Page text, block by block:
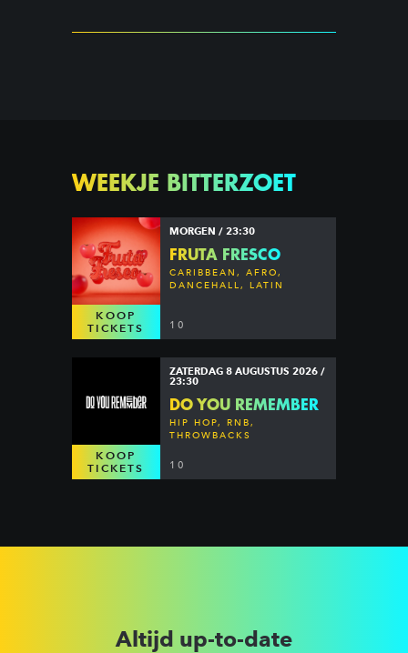
WEEKJE BITTERZOET
KOOP
TICKETS
MORGEN / 23:30
FRUTA FRESCO
CARIBBEAN, AFRO,
DANCEHALL, LATIN
10
KOOP
TICKETS
ZATERDAG 8 AUGUSTUS 2026 /
23:30
DO YOU REMEMBER
HIP HOP, RNB,
THROWBACKS
10
Altijd up-to-date